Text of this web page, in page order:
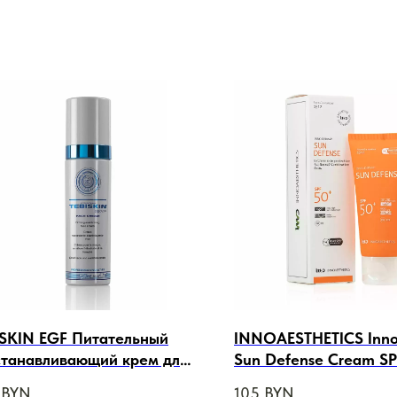
EGF Питательный
крем для
BYN
INNOAESTHETICS
Sun Defense Cream
105 BYN